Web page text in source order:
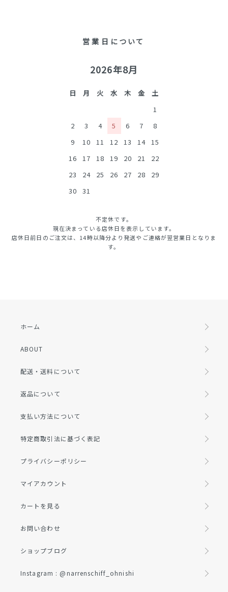
営業日について
2026年8月
日 月 火 水 木 金
土
1
2
3 4 5 6 7
8
9
10 11 12 13 14
15
16
17 18 19 20 21
22
23
24 25 26 27 28
29
30
31
不定休です。
現在決まっている店休日を表示しています。
店休日前日のご注文は、14時以降分より発送やご連絡が翌営業日となりま
す。
ホーム
ABOUT
配送・送料について
返品について
支払い方法について
特定商取引法に基づく表記
プライバシーポリシー
マイアカウント
カートを見る
お問い合わせ
ショップブログ
Instagram : @narrenschiff_ohnishi